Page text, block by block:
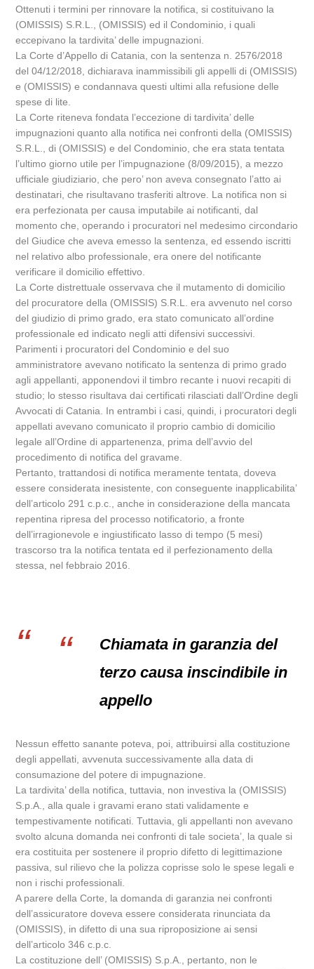
Ottenuti i termini per rinnovare la notifica, si costituivano la
(OMISSIS) S.R.L., (OMISSIS) ed il Condominio, i quali
eccepivano la tardivita’ delle impugnazioni.
La Corte d’Appello di Catania, con la sentenza n. 2576/2018
del 04/12/2018, dichiarava inammissibili gli appelli di (OMISSIS)
e (OMISSIS) e condannava questi ultimi alla refusione delle
spese di lite.
La Corte riteneva fondata l’eccezione di tardivita’ delle
impugnazioni quanto alla notifica nei confronti della (OMISSIS)
S.R.L., di (OMISSIS) e del Condominio, che era stata tentata
l’ultimo giorno utile per l’impugnazione (8/09/2015), a mezzo
ufficiale giudiziario, che pero’ non aveva consegnato l’atto ai
destinatari, che risultavano trasferiti altrove. La notifica non si
era perfezionata per causa imputabile ai notificanti, dal
momento che, operando i procuratori nel medesimo circondario
del Giudice che aveva emesso la sentenza, ed essendo iscritti
nel relativo albo professionale, era onere del notificante
verificare il domicilio effettivo.
La Corte distrettuale osservava che il mutamento di domicilio
del procuratore della (OMISSIS) S.R.L. era avvenuto nel corso
del giudizio di primo grado, era stato comunicato all’ordine
professionale ed indicato negli atti difensivi successivi.
Parimenti i procuratori del Condominio e del suo
amministratore avevano notificato la sentenza di primo grado
agli appellanti, apponendovi il timbro recante i nuovi recapiti di
studio; lo stesso risultava dai certificati rilasciati dall’Ordine degli
Avvocati di Catania. In entrambi i casi, quindi, i procuratori degli
appellati avevano comunicato il proprio cambio di domicilio
legale all’Ordine di appartenenza, prima dell’avvio del
procedimento di notifica del gravame.
Pertanto, trattandosi di notifica meramente tentata, doveva
essere considerata inesistente, con conseguente inapplicabilita’
dell’articolo 291 c.p.c., anche in considerazione della mancata
repentina ripresa del processo notificatorio, a fronte
dell’irragionevole e ingiustificato lasso di tempo (5 mesi)
trascorso tra la notifica tentata ed il perfezionamento della
stessa, nel febbraio 2016.
Chiamata in garanzia del
terzo causa inscindibile in
appello
Nessun effetto sanante poteva, poi, attribuirsi alla costituzione
degli appellati, avvenuta successivamente alla data di
consumazione del potere di impugnazione.
La tardivita’ della notifica, tuttavia, non investiva la (OMISSIS)
S.p.A., alla quale i gravami erano stati validamente e
tempestivamente notificati. Tuttavia, gli appellanti non avevano
svolto alcuna domanda nei confronti di tale societa’, la quale si
era costituita per sostenere il proprio difetto di legittimazione
passiva, sul rilievo che la polizza coprisse solo le spese legali e
non i rischi professionali.
A parere della Corte, la domanda di garanzia nei confronti
dell’assicuratore doveva essere considerata rinunciata da
(OMISSIS), in difetto di una sua riproposizione ai sensi
dell’articolo 346 c.p.c.
La costituzione dell’ (OMISSIS) S.p.A., pertanto, non le